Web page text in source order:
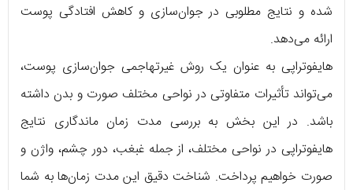
شده و نتایج مطلوبی در جوان‌سازی و کاهش افتادگی پوست
ارائه می‌دهد.
هایفوتراپی به عنوان یک روش غیرتهاجمی جوان‌سازی پوست،
می‌تواند تأثیرات متفاوتی در نواحی مختلف صورت و بدن داشته
باشد. در این بخش به بررسی مدت زمان ماندگاری نتایج
هایفوتراپی در نواحی مختلف، از جمله غبغب، دور چشم، واژن و
صورت خواهیم پرداخت. شناخت دقیق این مدت زمان‌ها به شما